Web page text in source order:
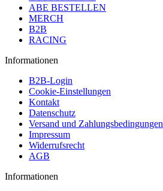
ABE BESTELLEN
MERCH
B2B
RACING
Informationen
B2B-Login
Cookie-Einstellungen
Kontakt
Datenschutz
Versand und Zahlungsbedingungen
Impressum
Widerrufsrecht
AGB
Informationen